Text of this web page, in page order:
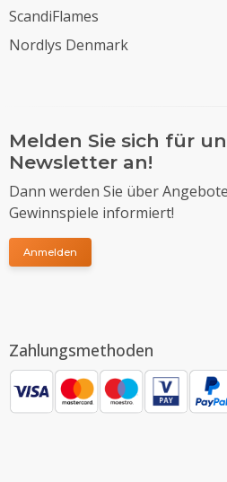
ScandiFlames
Nordlys Denmark
Melden Sie sich für
Newsletter an!
Dann werden Sie über
Gewinnspiele informiert!
Anmelden
Zahlungsmethoden